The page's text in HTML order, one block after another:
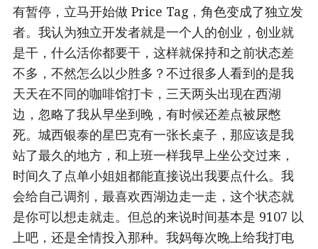
有暂停，立马开始做 Price Tag，角色变成了独立发
者。我认为独立开发者就是一个人的创业，创业就
是干，什么活你都要干，这样就保持和之前状态差
不多，不然怎么以少胜多？不过很多人看到的是我
天天在不同的咖啡馆打卡，三天两头出现在西湖
边，忽略了我从早坐到晚，有时候还差点被尿憋
死。城西银泰的星巴克有一张长桌子，那应该是我
站了最久的地方，和上班一样我早上坐公交过来，
时间久了点单小姐姐都能直接说出我要点什么。我
会给自己调剂，最喜欢西湖边走一走，这个状态就
是你可以想走就走。但总的来说时间基本是 9107 以
上吧，还是全情投入那种。我妈每次晚上给我打电